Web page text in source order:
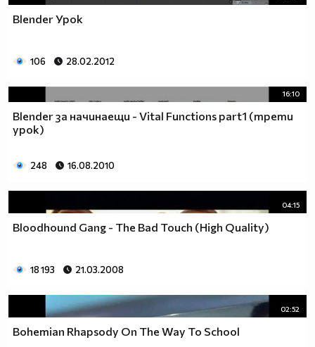
Blender Урок
106 28.02.2012
16:10
Blender за начинаещи - Vital Functions part1 (трети
урок)
248 16.08.2010
04:15
Bloodhound Gang - The Bad Touch (High Quality)
18 193 21.03.2008
02:52
Bohemian Rhapsody On The Way To School